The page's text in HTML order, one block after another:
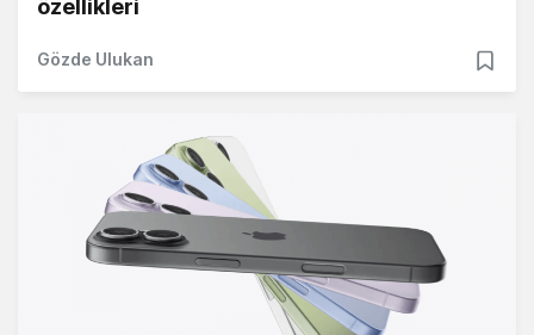
özellikleri
Gözde Ulukan